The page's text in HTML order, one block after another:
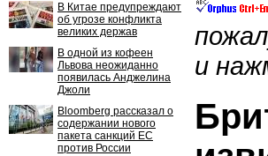
В Китае предупреждают
об угрозе конфликта
великих держав
В одной из кофеен
Львова неожиданно
появилась Анджелина
Джоли
Bloomberg рассказал о
содержании нового
пакета санкций ЕС
против России
и